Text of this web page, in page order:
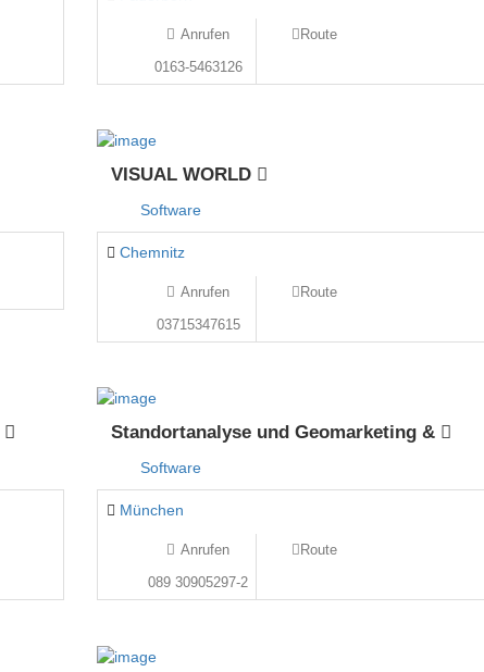
Anrufen
0163-5463126
Route
VISUAL WORLD
Software
Chemnitz
Anrufen
03715347615
Route
Standortanalyse und Geomarketing &
Software
München
Anrufen
089 30905297-2
Route